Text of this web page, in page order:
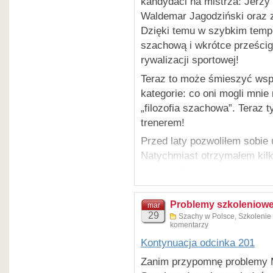
szkoleniowców. O tych
i tę kwestię poruszyłem
mistrzów”.
Waldemar Jagodziński
Dzięki temu w szybkim
szachową i wkrótce
rywalizacji sportowej!
Teraz to może śmieszyć
kategorie: co oni mogli mnie
„filozofia szachowa”. Teraz
trenerem!
Przed laty pozwoliłem
Natychmiast otrzymałem
młodzieniec miał wtedy
Ten problem
także na blogu, np:
Wielkim paradoksem w
kwestii:„Siła gry
porównywać wiedzę
mar
29
Problemy
Szachy w Polsce, Szkolenie
komentarzy
Kontynuacja odcinka 201
Zanim przypomnę problemy